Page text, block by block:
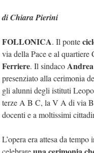
di Chiara Pierini
FOLLONICA. Il ponte
via della Pace e al quartiere
Ferriere. Il sindaco
presenziato alla cerimonia
gli alunni degli istituti
terze A B C, la V A di via
docenti e a moltissimi
L’opera era attesa da